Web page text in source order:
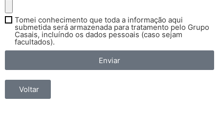
Tomei conhecimento que toda a informação aqui
submetida será armazenada para tratamento pelo Grupo
Casais, incluíndo os dados pessoais (caso sejam
facultados).
Enviar
Voltar